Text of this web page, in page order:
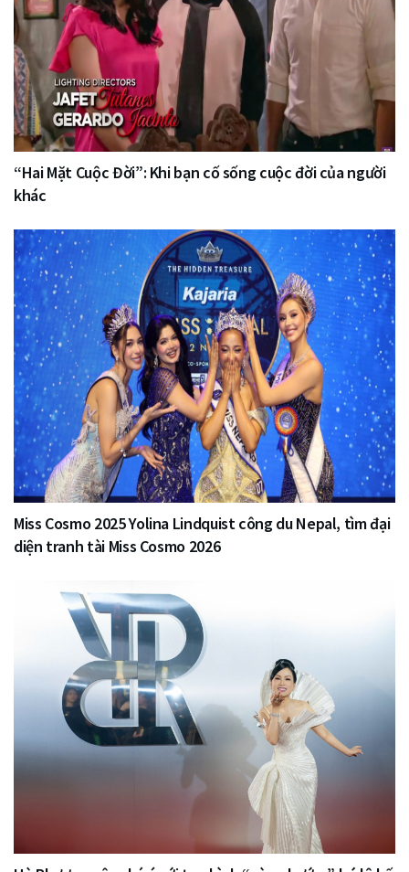
“Hai Mặt Cuộc Đời”: Khi bạn cố sống cuộc đời của người
khác
Miss Cosmo 2025 Yolina Lindquist công du Nepal, tìm đại
diện tranh tài Miss Cosmo 2026